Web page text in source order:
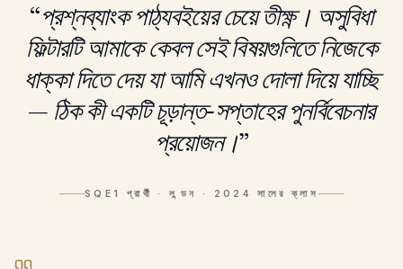
“প্রশ্নব্যাংক পাঠ্যবইয়ের চেয়ে তীক্ষ্ণ। অসুবিধা
ফিল্টারটি আমাকে কেবল সেই বিষয়গুলিতে নিজেকে
ধাক্কা দিতে দেয় যা আমি এখনও দোলা দিয়ে যাচ্ছি
— ঠিক কী একটি চূড়ান্ত-সপ্তাহের পুনর্বিবেচনার
প্রয়োজন।”
SQE1 প্রার্থী ·লন্ডন · 2024 সালের ক্লাস